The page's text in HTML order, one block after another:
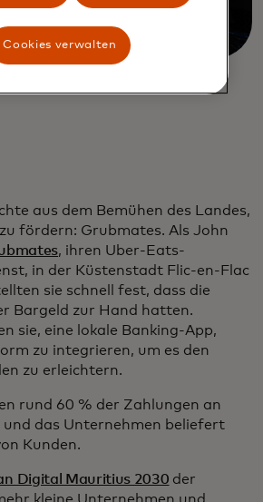
aus dem Bemühen des Landes,
fördern: Grubmates. Als John
, ihren Uber-Eats-
in der Küstenstadt Flic-en-Flac
sie schnell fest, dass die
Bargeld zur Hand hatten.
sie, eine lokale Banking-App,
zu integrieren, um es den
zu erleichtern.
rund 60 % der Zahlungen an
das Unternehmen beliefert
Kunden.
Digital Mauritius 2030 der
Cookies verwalten